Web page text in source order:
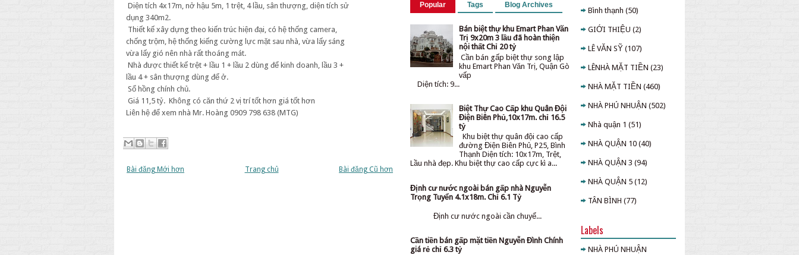
Diện tích 4x17m, nở hậu 5m, 1 trệt, 4 lầu, sân thượng, diện tích sử
dụng 340m2.
Thiết kế xây dựng theo kiến trúc hiện đại, có hệ thống camera,
chống trộm, hệ thống kiếng cường lực mặt sau nhà, vừa lấy sáng
vừa lấy gió nên nhà rất thoáng mát.
Nhà được thiết kế trệt + lầu 1 + lầu 2 dùng để kinh doanh, lầu 3 +
lầu 4 + sân thượng dùng để ở.
Sổ hồng chính chủ.
Giá 11,5 tỷ. Không có căn thứ 2 vị trí tốt hơn giá tốt hơn
Liên hệ để xem nhà Mr. Hoàng 0909 798 638 (MTG)
Bài đăng Mới hơn Bài đăng Cũ hơn
Trang chủ
Popular Tags Blog Archives
Bán biệt thự khu Emart Phan Văn
Trị 9x20m 3 lầu đã hoàn thiện
nội thất Chỉ 20 tỷ
Cần bán gấp biệt thự song lập
khu Emart Phan Văn Trị, Quận Gò
vấp
Diện tích: 9...
Biệt Thự Cao Cấp khu Quân Đội
Điện Biên Phủ,10x17m. chỉ 16.5
tỷ
Khu biệt thự quân đội cao cấp
đường Điện Biên Phủ, P25, Bình
Thạnh Diện tích: 10x17m, Trệt,
Lầu nhà đẹp. Khu biệt thự cao cấp cực kì a...
Định cư nước ngoài bán gấp nhà Nguyễn
Trọng Tuyển 4.1x18m. Chỉ 6.1 Tỷ
Định cư nước ngoài cần chuyể...
Cần tiền bán gấp mặt tiền Nguyễn Đình Chính
giá rẻ chỉ 6.3 tỷ
Bình thạnh (50)
GIỚI THIỆU (2)
LÊ VĂN SỸ (107)
LÊNHÀ MẶT TIỀN (23)
NHÀ MẶT TIỀN (460)
NHÀ PHÚ NHUẬN (502)
Nhà quận 1 (51)
NHÀ QUẬN 10 (40)
NHÀ QUẬN 3 (94)
NHÀ QUẬN 5 (12)
TÂN BÌNH (77)
Labels
NHÀ PHÚ NHUẬN